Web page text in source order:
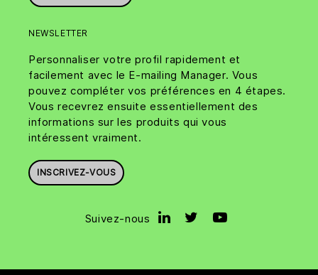
NEWSLETTER
Personnaliser votre profil rapidement et
facilement avec le E-mailing Manager. Vous
pouvez compléter vos préférences en 4 étapes.
Vous recevrez ensuite essentiellement des
informations sur les produits qui vous
intéressent vraiment.
INSCRIVEZ-VOUS
Suivez-nous